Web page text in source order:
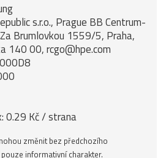
s.r.o., Prague BB Centrum-
Brumlovkou 1559/5, Praha,
140 00, rcgo@hpe.com
0.29 Kč / strana
změnit bez předchozího
informativní charakter.